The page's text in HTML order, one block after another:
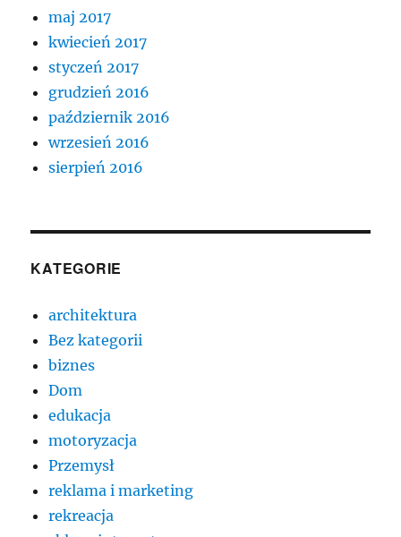
maj 2017
kwiecień 2017
styczeń 2017
grudzień 2016
październik 2016
wrzesień 2016
sierpień 2016
KATEGORIE
architektura
Bez kategorii
biznes
Dom
edukacja
motoryzacja
Przemysł
reklama i marketing
rekreacja